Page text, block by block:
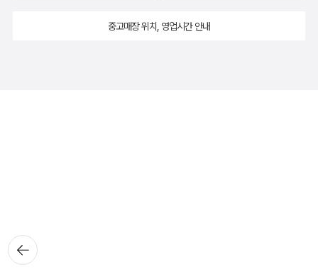
뒤로가
기
중고매장 위치, 영업시간 안내